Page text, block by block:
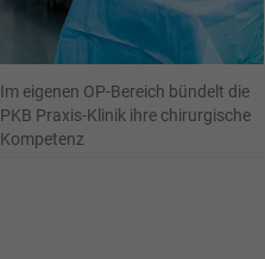
Im eigenen OP-Bereich bündelt die
PKB Praxis-Klinik ihre chirurgische
Kompetenz